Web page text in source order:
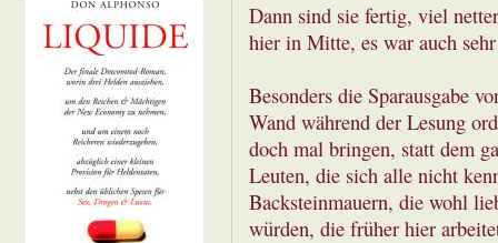
Dann sind sie fertig, viel
hier in Mitte, es war auch
Besonders die Sparausgabe
Wand während der Lesung
doch mal bringen, statt dem
Leuten, die sich alle nicht
Backsteinmauern, die wohl
würden, die früher hier